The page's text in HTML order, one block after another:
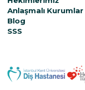
Anlaşmalı Kurumlar
Blog
SSS